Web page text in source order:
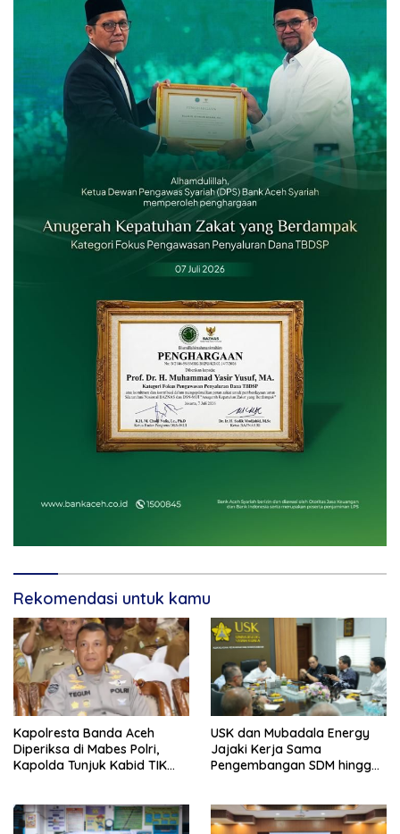
Rekomendasi untuk kamu
Kapolresta Banda Aceh
Diperiksa di Mabes Polri,
Kapolda Tunjuk Kabid TIK
USK dan Mubadala Energy
Jajaki Kerja Sama
Pengembangan SDM hingga